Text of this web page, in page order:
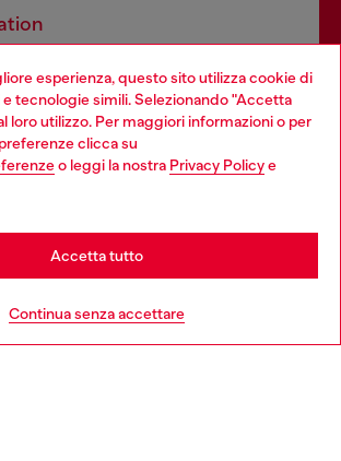
esperienza, questo sito utilizza cookie di
tecnologie simili. Selezionando "Accetta
loro utilizzo. Per maggiori informazioni o per
clicca su
o leggi la nostra Privacy Policye
Continua senza accettare
Accetta tutto
OTB che sostiene progetti concreti per
ed emergenze in tutto il mondo.
Italia website, but it seems you may